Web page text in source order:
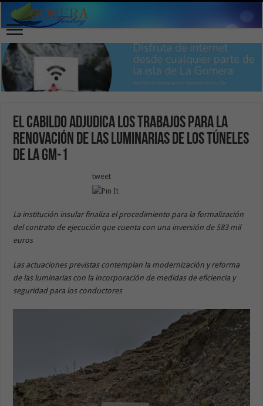
El Cabildo adjudica los trabajos para la
renovación de las luminarias de los túneles
de la GM-1
tweet
La institución insular finaliza el procedimiento para la formalización
del contrato de ejecución que cuenta con una inversión de 583 mil
euros
Las actuaciones previstas contemplan la modernización y reforma
de las luminarias con la incorporación de medidas de eficiencia y
seguridad para los conductores